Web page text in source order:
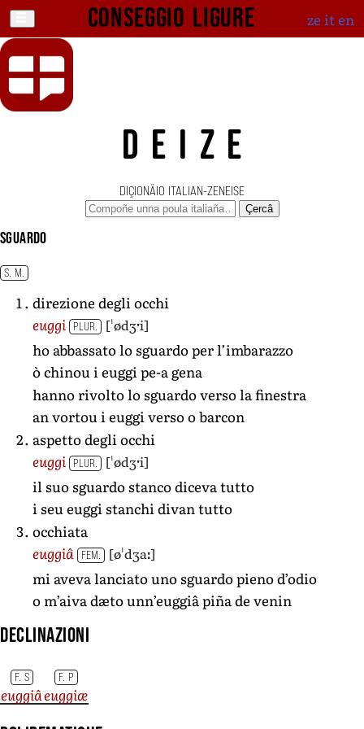
Conseggio ligure ze iten
DEIZE
DIÇIONÄIO ITALIAN-ZENEISE
Çercâ
sguardo
S. M.
direzione degli occhi
euggi
PLUR. [ˈødʒˑi]
ho abbassato lo sguardo per l’imbarazzo
ò chinou i euggi pe-a gena
hanno rivolto lo sguardo verso la finestra
an vortou i euggi verso o barcon
aspetto degli occhi
euggi
PLUR. [ˈødʒˑi]
il suo sguardo stanco diceva tutto
i seu euggi stanchi divan tutto
occhiata
euggiâ
FEM. [øˈdʒaː]
mi aveva lanciato uno sguardo pieno d’odio
o m’aiva dæto unn’euggiâ piña de venin
Declinazioni
F. S F. P
euggiâeuggiæ